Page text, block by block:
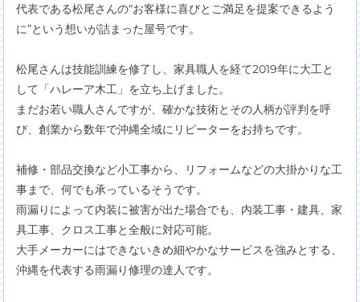
代表である松尾さんの“お客様に喜びとご満足を提案できるよう
に”という想いが詰まった屋号です。
松尾さんは技能訓練を修了し、家具職人を経て2019年に大工と
して「ハレーア木工」を立ち上げました。
まだお若い職人さんですが、確かな技術とその人柄が評判を呼
び、創業から数年で沖縄全域にリピーターをお持ちです。
補修・部品交換など小工事から、リフォームなどの大掛かりな工
事まで、何でも承っているそうです。
雨漏りによって内装に被害が出た場合でも、内装工事・建具、家
具工事、クロス工事と全般に対応可能。
大手メーカーにはできないきめ細やかなサービスを強みとする、
沖縄を代表する雨漏り修理の達人です。